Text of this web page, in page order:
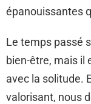
épanouissantes
Le temps passé
bien-être, mais il
avec la solitude.
valorisant, nous